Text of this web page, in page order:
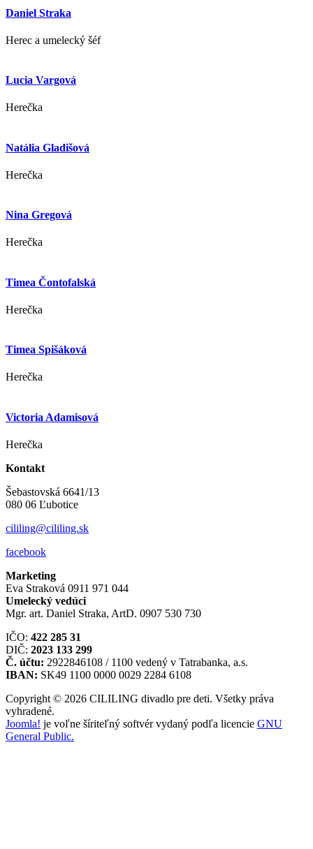
Daniel Straka
Herec a umelecký šéf
Lucia Vargová
Herečka
Natália Gladišová
Herečka
Nina Gregová
Herečka
Timea Čontofalská
Herečka
Timea Spišáková
Herečka
Victoria Adamisová
Herečka
Kontakt
Šebastovská 6641/13
080 06 Ľubotice
cililing@cililing.sk
facebook
Marketing
Eva Straková 0911 971 044
Umelecký vedúci
Mgr. art. Daniel Straka, ArtD. 0907 530 730
IČO: 422 285 31
DIČ: 2023 133 299
Č. účtu: 2922846108 / 1100 vedený v Tatrabanka, a.s.
IBAN: SK49 1100 0000 0029 2284 6108
Copyright © 2026 CILILING divadlo pre deti. Všetky práva
vyhradené.
Joomla! je voľne šíriteľný softvér vydaný podľa licencie GNU
General Public.